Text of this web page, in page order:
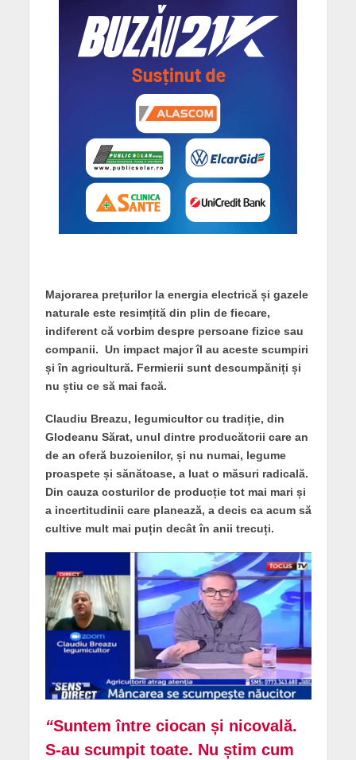
Majorarea prețurilor la energia electrică și gazele
naturale este resimțită din plin de fiecare,
indiferent că vorbim despre persoane fizice sau
companii. Un impact major îl au aceste scumpiri
și în agricultură. Fermierii sunt descumpăniți și
nu știu ce să mai facă.
Claudiu Breazu, legumicultor cu tradiție, din
Glodeanu Sărat, unul dintre producătorii care an
de an oferă buzoienilor, și nu numai, legume
proaspete și sănătoase, a luat o măsuri radicală.
Din cauza costurilor de producție tot mai mari și
a incertitudinii care planează, a decis ca acum să
cultive mult mai puțin decât în anii trecuți.
“Suntem între ciocan și nicovală.
S-au scumpit toate. Nu știm cum